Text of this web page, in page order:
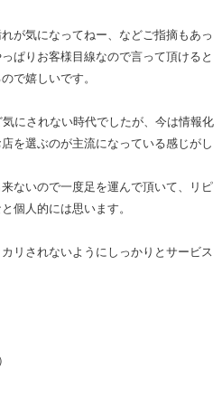
が気になってねー、などご指摘もあっ
ぱりお客様目線なので言って頂けると
で嬉しいです。
にされない時代でしたが、今は情報化
を選ぶのが主流になっている感じがし
ないので一度足を運んで頂いて、リピ
個人的には思います。
リされないようにしっかりとサービス